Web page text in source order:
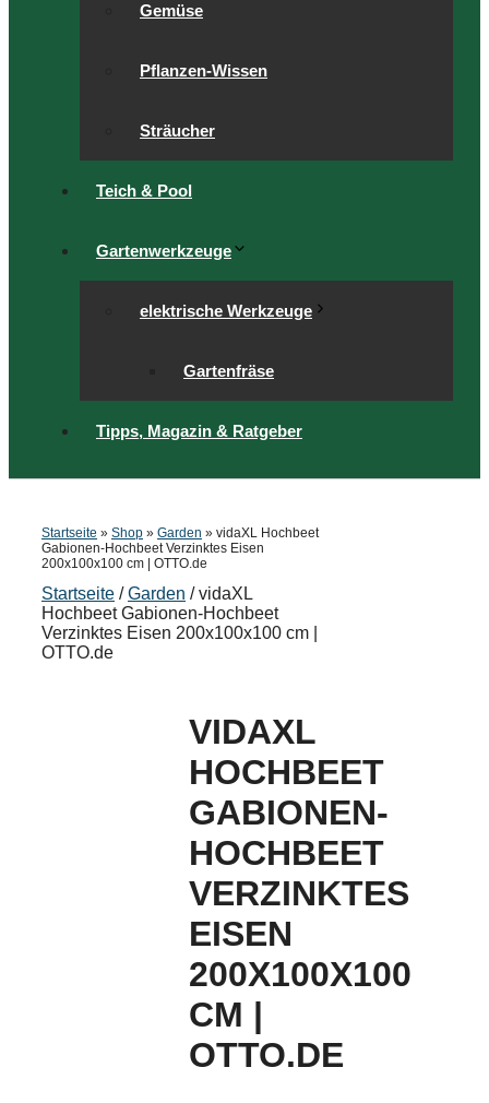
Gemüse
Pflanzen-Wissen
Sträucher
Teich & Pool
Gartenwerkzeuge
elektrische Werkzeuge
Gartenfräse
Tipps, Magazin & Ratgeber
Startseite » Shop » Garden » vidaXL Hochbeet
Gabionen-Hochbeet Verzinktes Eisen
200x100x100 cm | OTTO.de
Startseite /Garden / vidaXL
Hochbeet Gabionen-Hochbeet
Verzinktes Eisen 200x100x100 cm |
OTTO.de
VIDAXL
HOCHBEET
GABIONEN-
HOCHBEET
VERZINKTES
EISEN
200X100X100
CM |
OTTO.DE